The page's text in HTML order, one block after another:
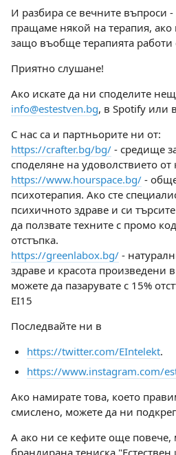
И разбира се вечните въпроси
пращаме някой на терапия, ако
защо въобще терапията работи
Приятно слушане!
Ако искате да ни споделите
info@estestven.bg, в Spotify или
С нас са и партньорите ни от:
https://crafter.bg/bg/ - средище
споделяне на удоволствието от
https://www.hourspace.bg/ -
психотерапия. Ако сте
психичното здраве и си
да ползвате техните с промо
отстъпка.
https://greenlabox.bg/ -
здраве и красота произведени
можете да пазарувате с 15%
EI15
Последвайте ни в
https://twitter.com/EIntelekt.
https://www.instagram.com/
Ако намирате това, което
смислено, можете да ни
А ако ни се кефите още повече,
брандирана тениска "Естествен